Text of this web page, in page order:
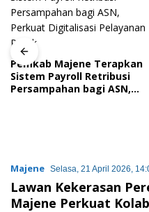
Pemkab Majene Terapkan
Sistem Payroll Retribusi
Persampahan bagi ASN,
Majene Selasa, 21 April 2026,
Lawan Kekerasan
Majene Perkuat